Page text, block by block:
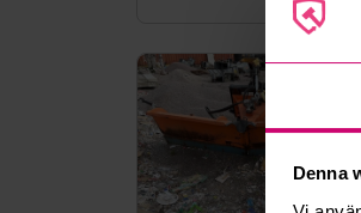
Denna